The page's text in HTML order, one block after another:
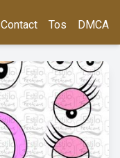
Contact Tos DMCA